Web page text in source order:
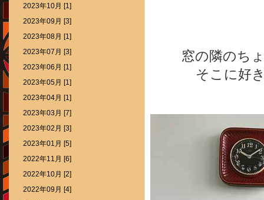
窓の隣のち
そこに好
2023年10月 [1]
2023年09月 [3]
2023年08月 [1]
2023年07月 [3]
2023年06月 [1]
2023年05月 [1]
2023年04月 [1]
2023年03月 [7]
2023年02月 [3]
2023年01月 [5]
2022年11月 [6]
2022年10月 [2]
2022年09月 [4]